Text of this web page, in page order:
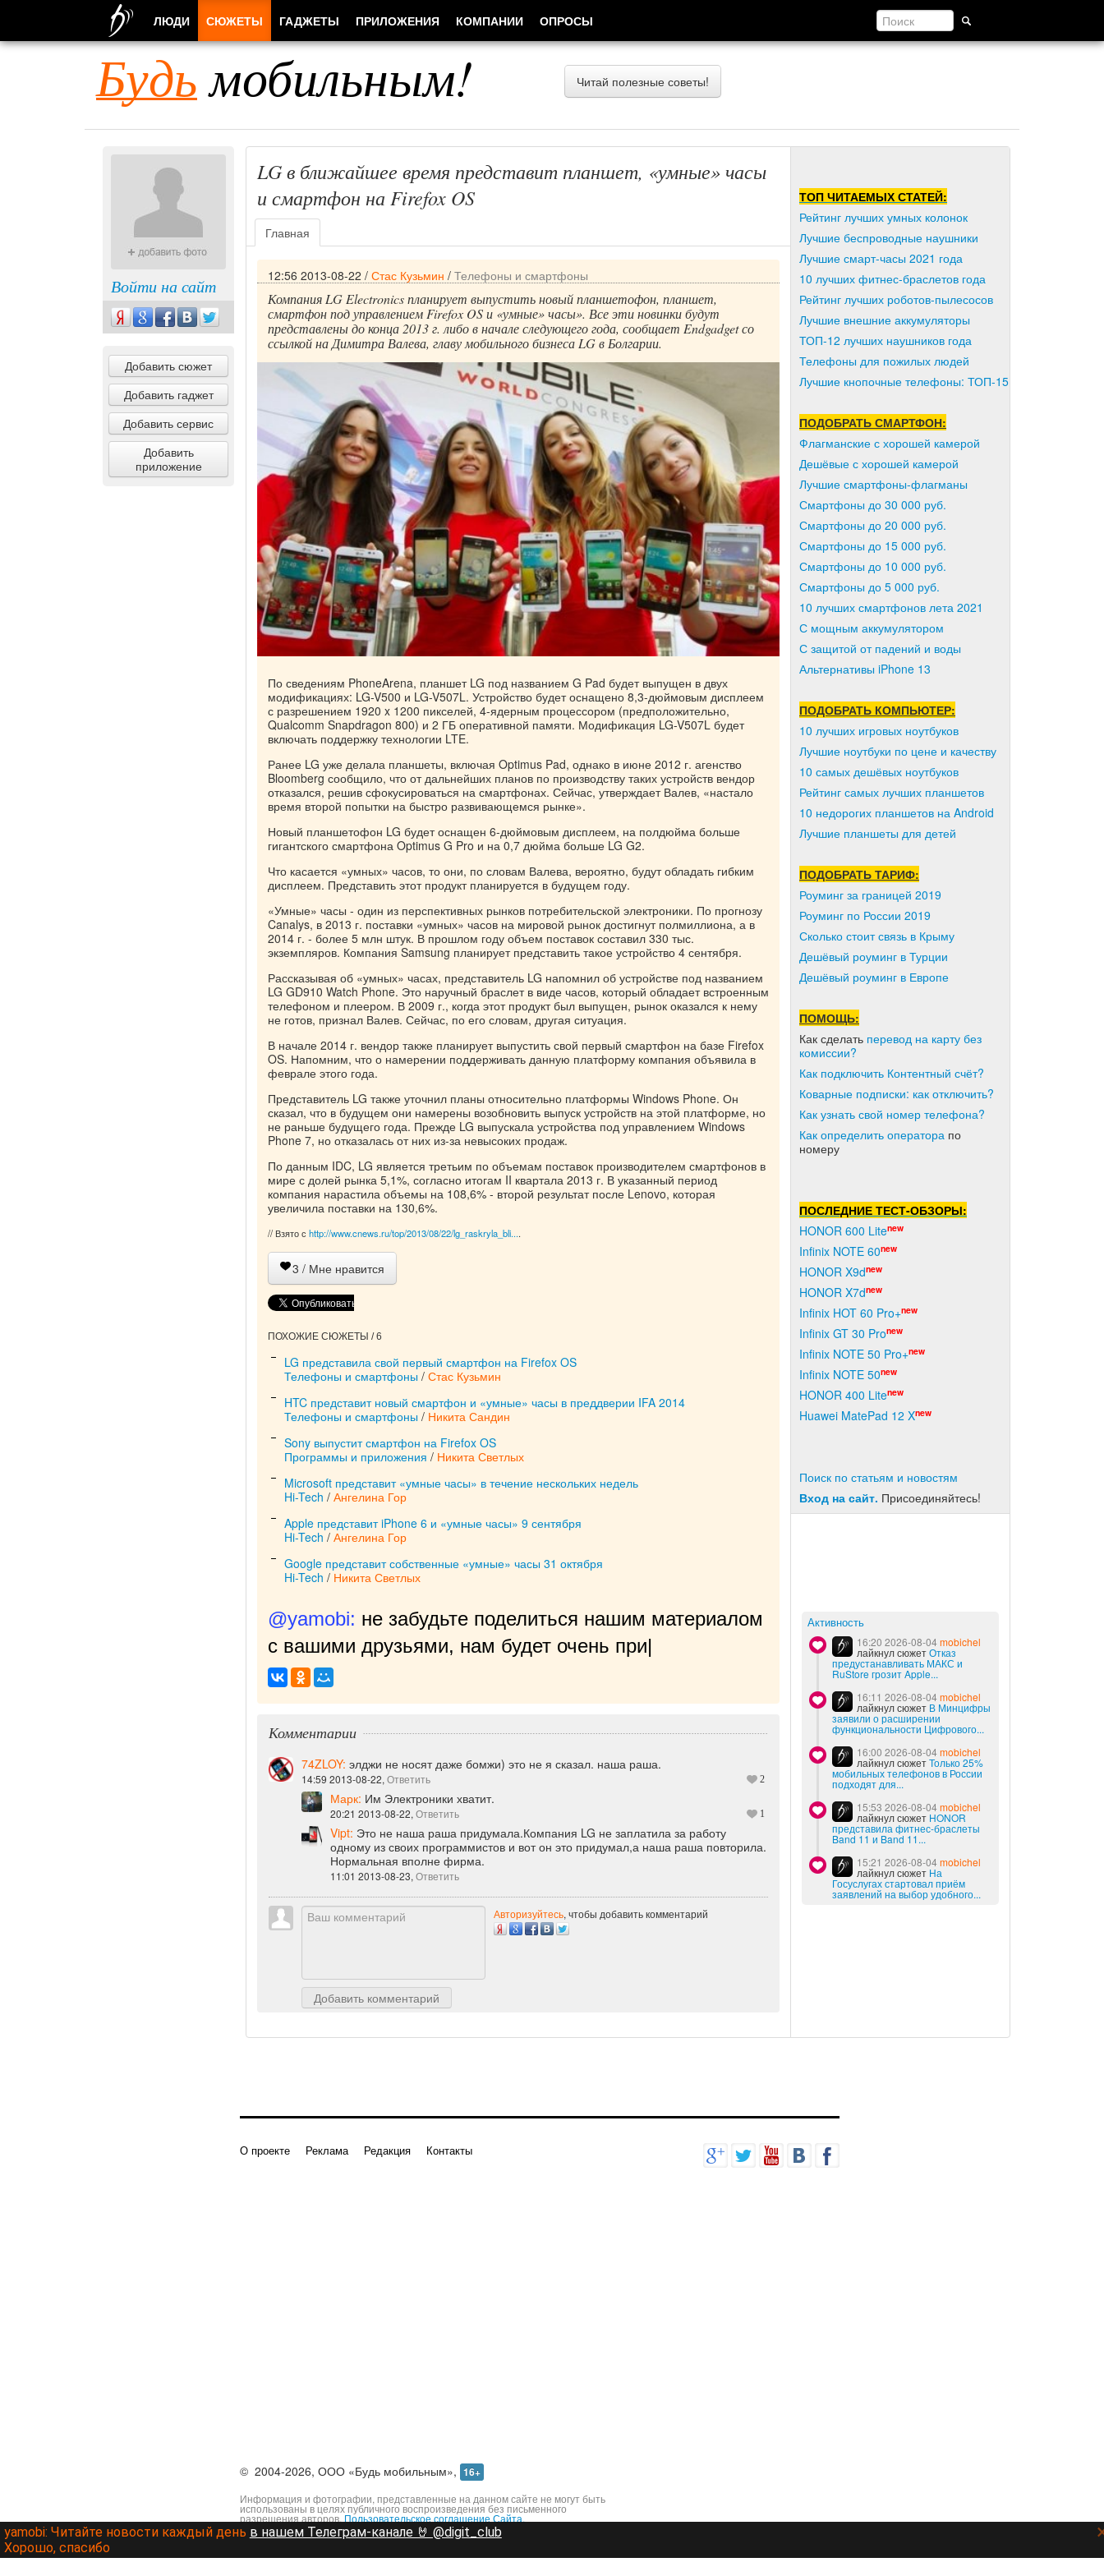
Будьмобильным! Читай полезные советы!
Войти на сайт
Добавить сюжет
Добавить гаджет
Добавить сервис
Добавить
приложение
LG в ближайшее время представит планшет, «умные» часы
и смартфон на Firefox OS
Главная
12:56 2013-08-22 / Стас Кузьмин / Телефоны и смартфоны
Компания LG Electronics планирует выпустить новый планшетофон, планшет,
смартфон под управлением Firefox OS и «умные» часы». Все эти новинки будут
представлены до конца 2013 г. либо в начале следующего года, сообщает Endgadget со
ссылкой на Димитра Валева, главу мобильного бизнеса LG в Болгарии.
По сведениям PhoneArena, планшет LG под названием G Pad будет выпущен в двух
модификациях: LG-V500 и LG-V507L. Устройство будет оснащено 8,3-дюймовым дисплеем
с разрешением 1920 x 1200 пикселей, 4-ядерным процессором (предположительно,
Qualcomm Snapdragon 800) и 2 ГБ оперативной памяти. Модификация LG-V507L будет
включать поддержку технологии LTE.
Ранее LG уже делала планшеты, включая Optimus Pad, однако в июне 2012 г. агенство
Bloomberg сообщило, что от дальнейших планов по производству таких устройств вендор
отказался, решив сфокусироваться на смартфонах. Сейчас, утверждает Валев, «настало
время второй попытки на быстро развивающемся рынке».
Новый планшетофон LG будет оснащен 6-дюймовым дисплеем, на полдюйма больше
гигантского смартфона Optimus G Pro и на 0,7 дюйма больше LG G2.
Что касается «умных» часов, то они, по словам Валева, вероятно, будут обладать гибким
дисплеем. Представить этот продукт планируется в будущем году.
«Умные» часы - один из перспективных рынков потребительской электроники. По прогнозу
Canalys, в 2013 г. поставки «умных» часов на мировой рынок достигнут полмиллиона, а в
2014 г. - более 5 млн штук. В прошлом году объем поставок составил 330 тыс.
экземпляров. Компания Samsung планирует представить такое устройство 4 сентября.
Рассказывая об «умных» часах, представитель LG напомнил об устройстве под названием
LG GD910 Watch Phone. Это наручный браслет в виде часов, который обладает встроенным
телефоном и плеером. В 2009 г., когда этот продукт был выпущен, рынок оказался к нему
не готов, признал Валев. Сейчас, по его словам, другая ситуация.
В начале 2014 г. вендор также планирует выпустить свой первый смартфон на базе Firefox
OS. Напомним, что о намерении поддерживать данную платформу компания объявила в
феврале этого года.
Представитель LG также уточнил планы относительно платформы Windows Phone. Он
сказал, что в будущем они намерены возобновить выпуск устройств на этой платформе, но
не раньше будущего года. Прежде LG выпускала устройства под управлением Windows
Phone 7, но отказалась от них из-за невысоких продаж.
По данным IDC, LG является третьим по объемам поставок производителем смартфонов в
мире с долей рынка 5,1%, согласно итогам II квартала 2013 г. В указанный период
компания нарастила объемы на 108,6% - второй результат после Lenovo, которая
увеличила поставки на 130,6%.
// Взято с http://www.cnews.ru/top/2013/08/22/lg_raskryla_bli....
3 / Мне нравится
ПОХОЖИЕ СЮЖЕТЫ / 6
LG представила свой первый смартфон на Firefox OS
Телефоны и смартфоны / Стас Кузьмин
HTC представит новый смартфон и «умные» часы в преддверии IFA 2014
Телефоны и смартфоны / Никита Сандин
Sony выпустит смартфон на Firefox OS
Программы и приложения / Никита Светлых
Microsoft представит «умные часы» в течение нескольких недель
Hi-Tech / Ангелина Гор
Apple представит iPhone 6 и «умные часы» 9 сентября
Hi-Tech / Ангелина Гор
Google представит собственные «умные» часы 31 октября
Hi-Tech / Никита Светлых
@yamobi: не забудьте поделиться нашим материалом
с вашими друзьями, нам будет очень приятно!
Комментарии
74ZLOY: элджи не носят даже бомжи) это не я сказал. наша раша.
2
14:59 2013-08-22, Ответить
Марк: Им Электроники хватит.
1
20:21 2013-08-22, Ответить
Vipt: Это не наша раша придумала.Компания LG не заплатила за работу
одному из своих программистов и вот он это придумал,а наша раша повторила.
Нормальная вполне фирма.
11:01 2013-08-23, Ответить
Добавить комментарий
Авторизуйтесь, чтобы добавить комментарий
ТОП ЧИТАЕМЫХ СТАТЕЙ:
Рейтинг лучших умных колонок
Лучшие беспроводные наушники
Лучшие смарт-часы 2021 года
10 лучших фитнес-браслетов года
Рейтинг лучших роботов-пылесосов
Лучшие внешние аккумуляторы
ТОП-12 лучших наушников года
Телефоны для пожилых людей
Лучшие кнопочные телефоны: ТОП-15
ПОДОБРАТЬ СМАРТФОН:
Флагманские с хорошей камерой
Дешёвые с хорошей камерой
Лучшие смартфоны-флагманы
Смартфоны до 30 000 руб.
Смартфоны до 20 000 руб.
Смартфоны до 15 000 руб.
Смартфоны до 10 000 руб.
Смартфоны до 5 000 руб.
10 лучших смартфонов лета 2021
С мощным аккумулятором
С защитой от падений и воды
Альтернативы iPhone 13
ПОДОБРАТЬ КОМПЬЮТЕР:
10 лучших игровых ноутбуков
Лучшие ноутбуки по цене и качеству
10 самых дешёвых ноутбуков
Рейтинг самых лучших планшетов
10 недорогих планшетов на Android
Лучшие планшеты для детей
ПОДОБРАТЬ ТАРИФ:
Роуминг за границей 2019
Роуминг по России 2019
Сколько стоит связь в Крыму
Дешёвый роуминг в Турции
Дешёвый роуминг в Европе
ПОМОЩЬ:
Как сделать перевод на карту без
комиссии?
Как подключить Контентный счёт?
Коварные подписки: как отключить?
Как узнать свой номер телефона?
Как определить оператора по
номеру
ПОСЛЕДНИЕ ТЕСТ-ОБЗОРЫ:
HONOR 600 Litenew
Infinix NOTE 60new
HONOR X9dnew
HONOR X7dnew
Infinix HOT 60 Pro+new
Infinix GT 30 Pronew
Infinix NOTE 50 Pro+new
Infinix NOTE 50new
HONOR 400 Litenew
Huawei MatePad 12 Xnew
Поиск по статьям и новостям
Вход на сайт. Присоединяйтесь!
Активность
16:20 2026-08-04mobichel
лайкнул сюжетОтказ
предустанавливать МАКС и
RuStore грозит Apple...
16:11 2026-08-04mobichel
лайкнул сюжет В Минцифры
заявили о расширении
функциональности Цифрового...
16:00 2026-08-04mobichel
лайкнул сюжетТолько 25%
мобильных телефонов в России
подходят для...
15:53 2026-08-04mobichel
лайкнул сюжет HONOR
представила фитнес-браслеты
Band 11 и Band 11...
15:21 2026-08-04mobichel
лайкнул сюжет На
Госуслугах стартовал приём
заявлений на выбор удобного...
ЛЮДИ СЮЖЕТЫ ГАДЖЕТЫ ПРИЛОЖЕНИЯ КОМПАНИИ ОПРОСЫ
О проекте Реклама Редакция Контакты
© 2004-2026, ООО «Будь мобильным», 16+
Информация и фотографии, представленные на данном сайте не могут быть
использованы в целях публичного воспроизведения без письменного
разрешения авторов. Пользовательское соглашение Сайта.
yamobi: Читайте новости каждый день в нашем Телеграм-канале 🤘 @digit_club
Хорошо, спасибо